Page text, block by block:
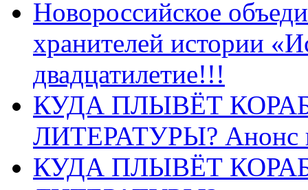
Новороссийское
хранителей истории
двадцатилетие!!!
КУДА ПЛЫВЁТ
ЛИТЕРАТУРЫ? Анонс
КУДА ПЛЫВЁТ